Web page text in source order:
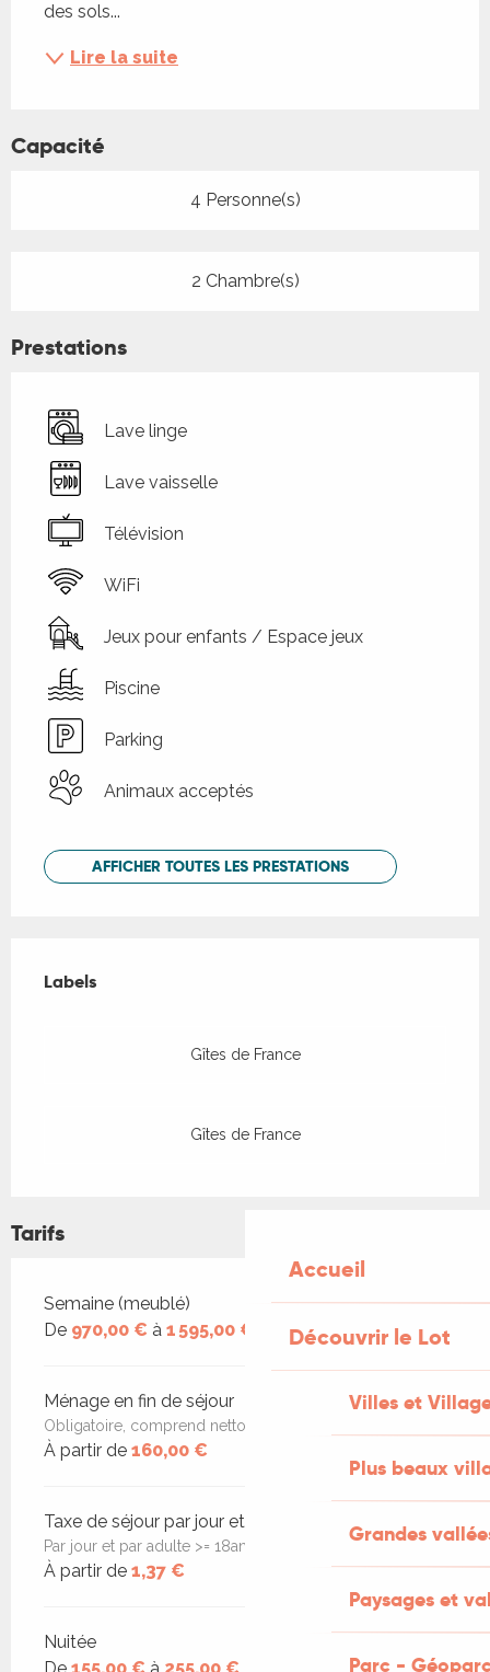
Accueil
Découvrir le Lot
Villes et
Plus beaux
Grandes
Paysages et
Parc -
des sols...
Lire la suite
Capacité
4 Personne(s)
2 Chambre(s)
Prestations
Lave linge
Lave vaisselle
Télévision
WiFi
Jeux pour enfants / Espace jeux
Piscine
Parking
Animaux acceptés
AFFICHER TOUTES LES PRESTATIONS
Labels
Labels
Gîtes de France
Gîtes de France
Tarifs
Tarifs 2026
Semaine (meublé)
De 970,00 € à 1 595,00 €
Ménage en fin de séjour
Obligatoire, comprend nettoyage Covid
À partir de 160,00 €
Taxe de séjour par jour et par personne
Par jour et par adulte >= 18ans
À partir de 1,37 €
Nuitée
De 155,00 € à 255,00 €